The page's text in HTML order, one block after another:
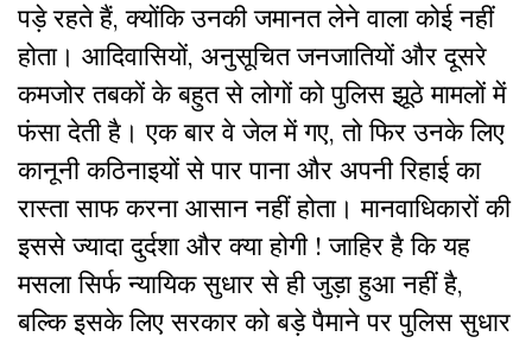
पड़े रहते हैं, क्योंकि उनकी जमानत लेने वाला कोई नहीं
होता। आदिवासियों, अनुसूचित जनजातियों और दूसरे
कमजोर तबकों के बहुत से लोगों को पुलिस झूठे मामलों में
फंसा देती है। एक बार वे जेल में गए, तो फिर उनके लिए
कानूनी कठिनाइयों से पार पाना और अपनी रिहाई का
रास्ता साफ करना आसान नहीं होता। मानवाधिकारों की
इससे ज्यादा दुर्दशा और क्या होगी ! जाहिर है कि यह
मसला सिर्फ न्यायिक सुधार से ही जुड़ा हुआ नहीं है,
बल्कि इसके लिए सरकार को बड़े पैमाने पर पुलिस सुधार